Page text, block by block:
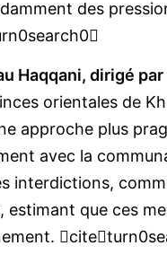
des
Haqqani, dirigé
orientales de
approche plus
avec la
interdictions,
estimant que ces